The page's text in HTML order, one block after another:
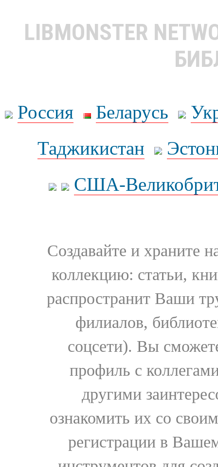
LIBMONSTER
Россия Беларусь
Таджикистан
США-
Создавайте и храните
коллекцию: статьи,
распространит Ваши
филиалов,
соцсети). Вы
профиль с
другими
ознакомить их со
регистрации в